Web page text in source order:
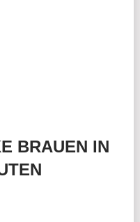
BRAUEN IN